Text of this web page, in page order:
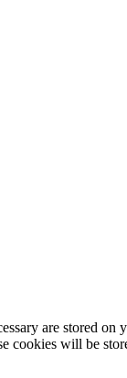
are stored on
cookies will be